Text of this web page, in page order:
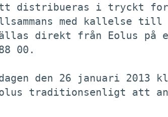
att distribueras i tryckt
med kallelse till
direkt från Eolus på
00.
den 26 januari 2013
traditionsenligt att